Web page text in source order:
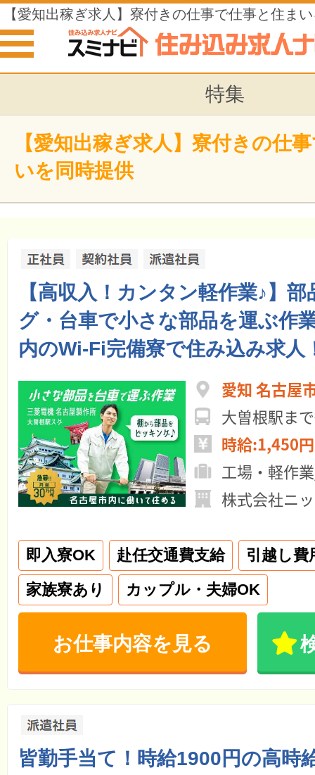
【愛知出稼ぎ求人】寮付きの仕事で仕事と住ま
特集
【愛知出稼ぎ求人】寮付きの仕
いを同時提供
【高収入！カンタン軽作業♪】
グ・台車で小さな部品を運ぶ作
内のWi-Fi完備寮で住み込み求人
愛知 名古屋
大曽根駅ま
時給:1,450
工場・軽作
株式会社ニ
即入寮OK 赴任交通費支給
引越し費
家族寮あり
カップル・夫婦OK
お仕事内容を見る
皆勤手当て！時給1900円の高時